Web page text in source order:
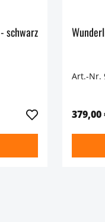
Wunderlich Lenkererhöhung ERGO Pan America 1250 - 25 mm - schwarz
Art.-Nr.
379,00